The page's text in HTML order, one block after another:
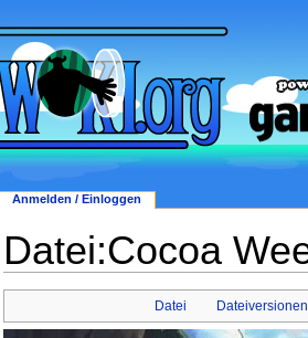
Datei:Cocoa
Datei Dateiversionen
Anmelden / Einloggen